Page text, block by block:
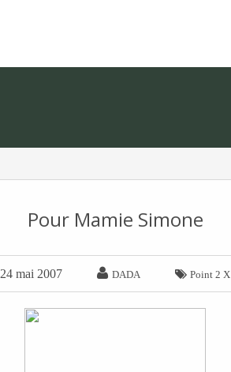
Pour Mamie Simone
24 mai 2007  DADA  Point 2 X